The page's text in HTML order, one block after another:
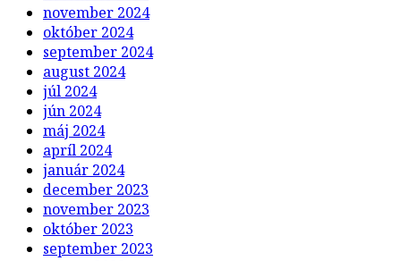
november 2024
október 2024
september 2024
august 2024
júl 2024
jún 2024
máj 2024
apríl 2024
január 2024
december 2023
november 2023
október 2023
september 2023